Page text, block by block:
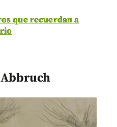
que recuerdan a